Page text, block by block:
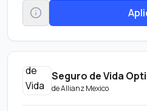
Seguro de Vida
deAllianz Mexico